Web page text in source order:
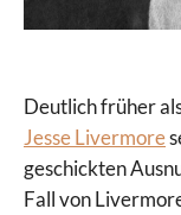
Deutlich früher
Jesse Livermore
geschickten
Fall von